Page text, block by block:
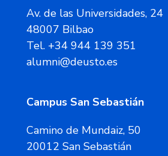
Av. de las Universidades, 24
48007 Bilbao
Tel. +34 944 139 351
alumni@deusto.es
Campus San Sebastián
Camino de Mundaiz, 50
20012 San Sebastián